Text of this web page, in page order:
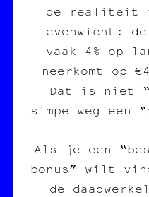
de realiteit
evenwicht:
vaak 4% op
neerkomt op
Dat is niet
simpelweg een
Als je een
bonus” wilt
de